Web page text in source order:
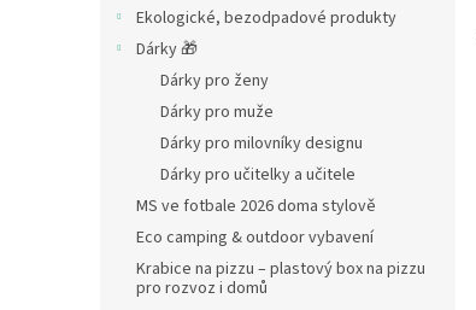
Ekologické, bezodpadové produkty
Dárky 🎁
Dárky pro ženy
Dárky pro muže
Dárky pro milovníky designu
Dárky pro učitelky a učitele
MS ve fotbale 2026 doma stylově
Eco camping & outdoor vybavení
Krabice na pizzu – plastový box na pizzu
pro rozvoz i domů